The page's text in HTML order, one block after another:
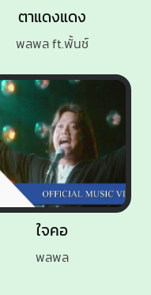
ใจคอ
พลพล
ตาแดงแดง
พลพล ft.พั้นช์